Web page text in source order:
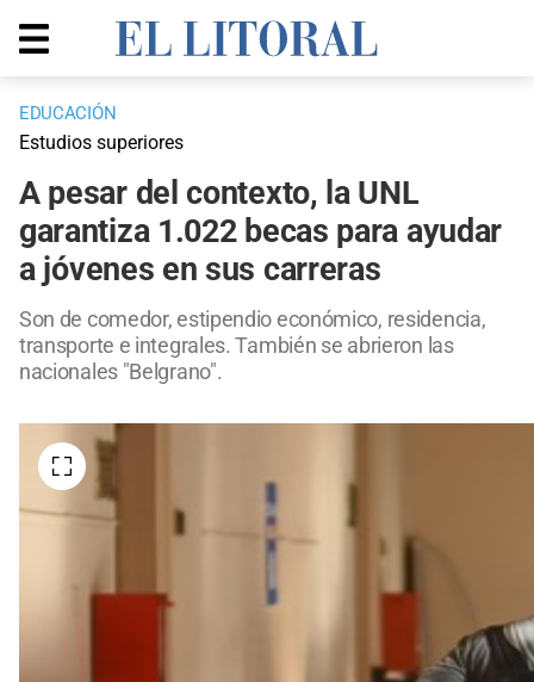
EDUCACIÓN
Estudios superiores
A pesar del contexto, la UNL
garantiza 1.022 becas para ayudar
a jóvenes en sus carreras
Son de comedor, estipendio económico, residencia,
transporte e integrales. También se abrieron las
nacionales "Belgrano".